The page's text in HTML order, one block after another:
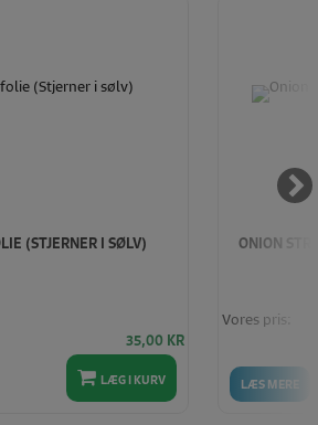
(STJERNER I SØLV)
35,00 KR
LÆG I KURV
ONION
LÆS MERE
Vores pris: